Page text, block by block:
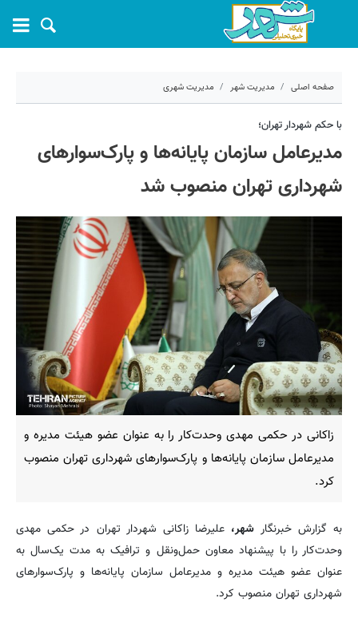
صفحه اصلی مدیریت شهر مدیریت شهری
۴ بهمن ۱۴۰۰ - ۱۵:۰۶
کد مطلب: 17173
با حکم شهردار تهران؛
مدیرعامل سازمان پایانه‌ها و پارک‌سوارهای
شهرداری تهران منصوب شد
زاکانی در حکمی مهدی وحدت‌کار را به عنوان عضو هیئت مدیره و
مدیرعامل سازمان پایانه‌ها و پارک‌سوارهای شهرداری تهران منصوب
کرد.
به گزارش خبرنگار شهر، علیرضا زاکانی شهردار تهران در حکمی مهدی
وحدت‌کار را با پیشنهاد معاون حمل‌ونقل و ترافیک به مدت یک‌سال به
عنوان عضو هیئت مدیره و مدیرعامل سازمان پایانه‌ها و پارک‌سوارهای
شهرداری تهران منصوب کرد.